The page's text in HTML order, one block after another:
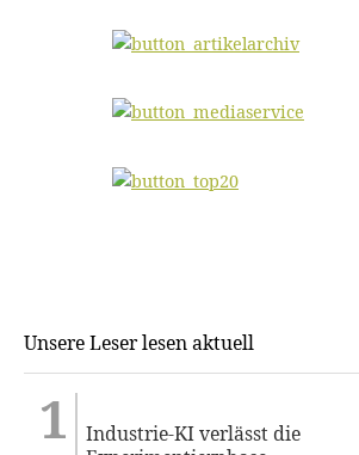
Unsere Leser lesen aktuell
Industrie-KI verlässt die